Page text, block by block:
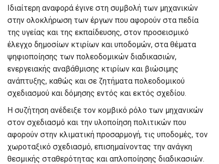
Ιδιαίτερη αναφορά έγινε στη συμβολή των μηχανικών
στην ολοκλήρωση των έργων που αφορούν στα πεδία
της υγείας και της εκπαίδευσης, στον προσεισμικό
έλεγχο δημοσίων κτιρίων και υποδομών, στα θέματα
ψηφιοποίησης των πολεοδομικών διαδικασιών,
ενεργειακής αναβάθμισης κτιρίων και βιώσιμης
ανάπτυξης, καθώς και σε ζητήματα πολεοδομικού
σχεδιασμού και δόμησης εντός και εκτός σχεδίου.
Η συζήτηση ανέδειξε τον κομβικό ρόλο των μηχανικών
στον σχεδιασμό και την υλοποίηση πολιτικών που
αφορούν στην κλιματική προσαρμογή, τις υποδομές, τον
χωροταξικό σχεδιασμό, επισημαίνοντας την ανάγκη
θεσμικής σταθερότητας και απλοποίησης διαδικασιών.